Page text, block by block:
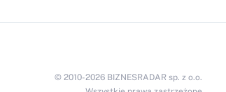
© 2010-2026 BIZNESRADAR sp. z o.o.